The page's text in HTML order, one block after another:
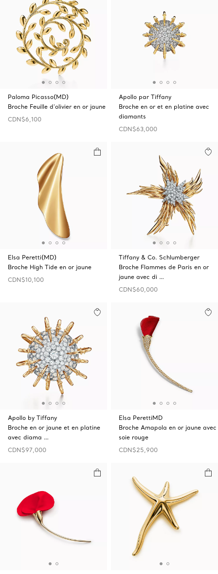
Paloma Picasso(MD)
Broche Feuille d’olivier en or jaune
CDN$6,100
Apollo par Tiffany
Broche en or et en platine avec
diamants
CDN$63,000
Elsa Peretti(MD)
Broche High Tide en or jaune
CDN$10,100
Tiffany & Co. Schlumberger
Broche Flammes de Paris en or
jaune avec di …
CDN$60,000
Apollo by Tiffany
Broche en or jaune et en platine
avec diama …
CDN$97,000
Elsa PerettiMD
Broche Amapola en or jaune avec
soie rouge
CDN$25,900